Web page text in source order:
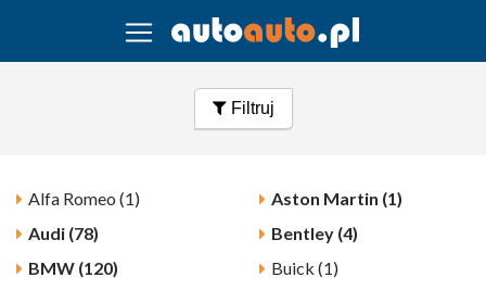
Filtruj
Alfa Romeo (1)
Aston Martin (1)
Audi (78)
Bentley (4)
BMW (120)
Buick (1)